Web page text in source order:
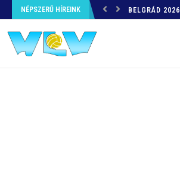
NÉPSZERŰ HÍREINK HELYZETKÉP